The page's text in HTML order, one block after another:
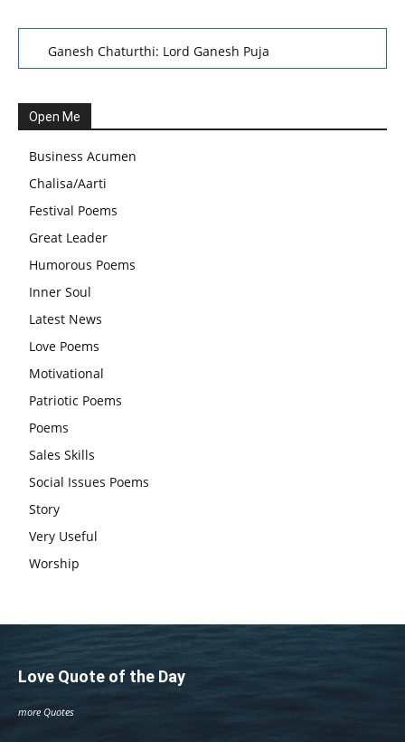
Ganesh Chaturthi: Lord Ganesh Puja
Festival: A Celebration of Tradition and Womanhood
स्वामी अवधेशानंद जी गिरि के जीवन सूत्र:किन चीजों के कारण लोग अशांत
और असंतुलित रहते हैं?
आज का जीवन मंत्र:महिलाएं पुरुषों से श्रेष्ठ होती हैं, हमेशा उनका सम्मान
करना चाहिए और उन्हें पूजनीय दृष्टि से देखना चाहिए
वट सावित्री पूजा विधि और कथा:इस व्रत में सौलह श्रृंगार से सजती हैं
महिलाएं, करती हैं देवी सावित्री और बरगद की पूजा
CBSE 12वीं परीक्षा रद्द होने का असर:बच्चों को अब फोकस कॉम्पिटिटिव
एग्जाम पर करना चाहिए, तनाव लेने की जरूरत नहीं
Open Me
Business Acumen
Chalisa/Aarti
Festival Poems
Great Leader
Humorous Poems
Inner Soul
Latest News
Love Poems
Motivational
Patriotic Poems
Poems
Sales Skills
Social Issues Poems
Story
Very Useful
Worship
Love Quote of the Day
more Quotes